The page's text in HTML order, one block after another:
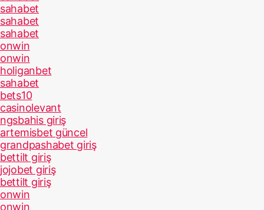
sahabet
sahabet
sahabet
onwin
onwin
holiganbet
sahabet
bets10
casinolevant
ngsbahis giriş
artemisbet güncel
grandpashabet giriş
bettilt giriş
jojobet giriş
bettilt giriş
onwin
onwin